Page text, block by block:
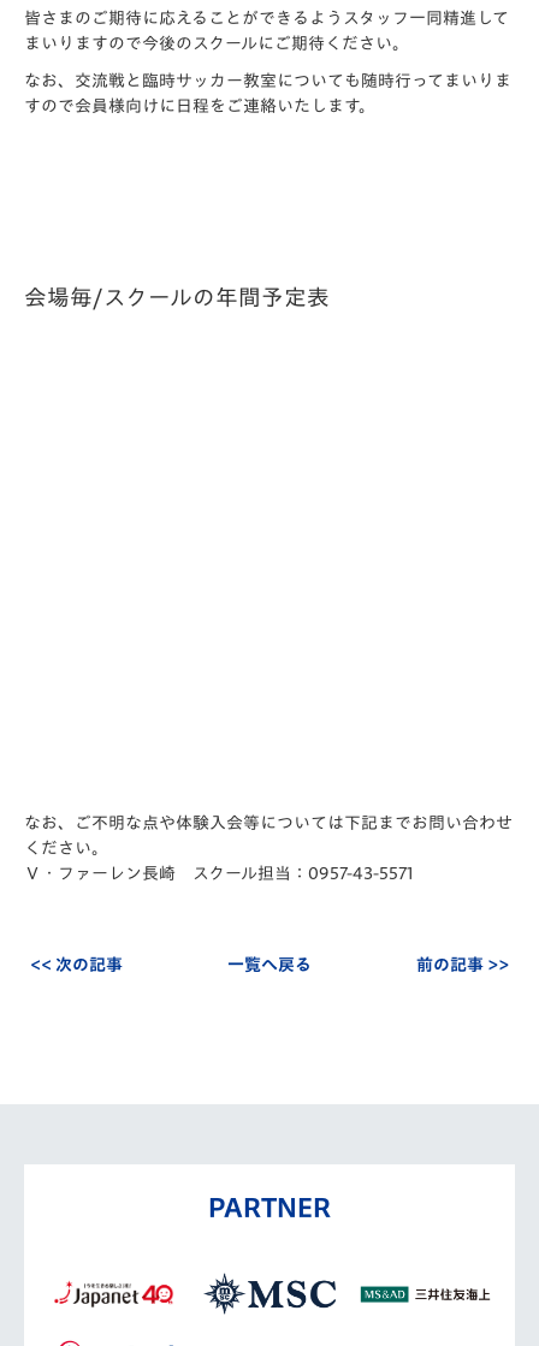
皆さまのご期待に応えることができるようスタッフ一同精進して
まいりますので今後のスクールにご期待ください。
なお、交流戦と臨時サッカー教室についても随時行ってまいりま
すので会員様向けに日程をご連絡いたします。
会場毎/スクールの年間予定表
なお、ご不明な点や体験入会等については下記までお問い合わせ
ください。
Ｖ・ファーレン長崎 スクール担当：0957-43-5571
<< 次の記事 一覧へ戻る 前の記事 >>
PARTNER